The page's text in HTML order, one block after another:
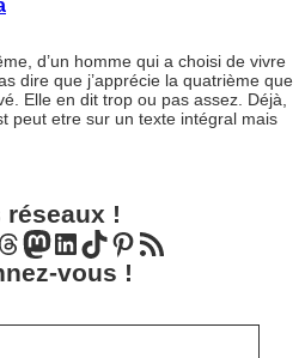
d’un homme qui a choisi de vivre
dire que j’apprécie la quatrième que
Elle en dit trop ou pas assez. Déjà,
peut etre sur un texte intégral mais
réseaux !
Threads Mastodon LinkedIn TikTok Pinterest Flux RSS
vous !